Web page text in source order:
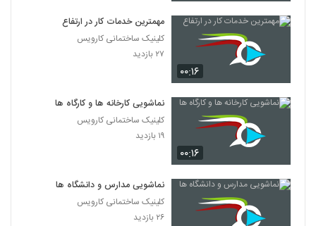
۰۰:۱۶
مهمترین خدمات کار در ارتفاع
کلینیک ساختمانی کارویس
۲۷ بازدید
۰۰:۱۶
نماشویی کارخانه ها و کارگاه ها
کلینیک ساختمانی کارویس
۱۹ بازدید
نماشویی مدارس و دانشگاه ها
کلینیک ساختمانی کارویس
۲۶ بازدید